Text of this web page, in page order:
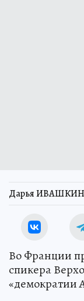
Дарья
Во Франции
спикера
«демократии